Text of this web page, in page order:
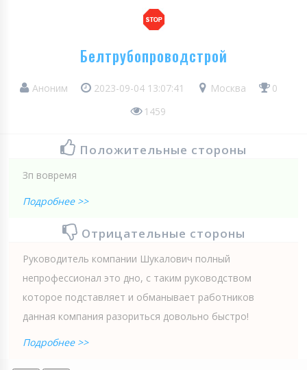
Белтрубопроводстрой
Аноним 2023-09-04 13:07:41 Москва
0
1459
Положительные стороны
Зп вовремя
Подробнее >>
Отрицательные стороны
Руководитель компании Шукалович полный
непрофессионал это дно, с таким руководством
которое подставляет и обманывает работников
данная компания разориться довольно быстро!
Подробнее >>